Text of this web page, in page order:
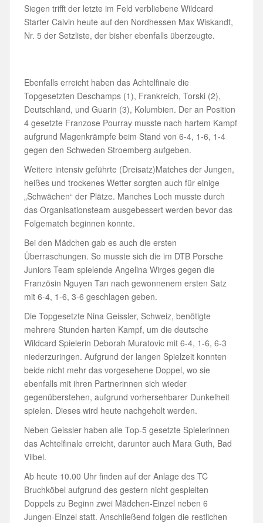
Siegen trifft der letzte im Feld verbliebene Wildcard
Starter Calvin heute auf den Nordhessen Max Wiskandt,
Nr. 5 der Setzliste, der bisher ebenfalls überzeugte.
Ebenfalls erreicht haben das Achtelfinale die
Topgesetzten Deschamps (1), Frankreich, Torski (2),
Deutschland, und Guarin (3), Kolumbien. Der an Position
4 gesetzte Franzose Pourray musste nach hartem Kampf
aufgrund Magenkrämpfe beim Stand von 6-4, 1-6, 1-4
gegen den Schweden Stroemberg aufgeben.
Weitere intensiv geführte (Dreisatz)Matches der Jungen,
heißes und trockenes Wetter sorgten auch für einige
„Schwächen“ der Plätze. Manches Loch musste durch
das Organisationsteam ausgebessert werden bevor das
Folgematch beginnen konnte.
Bei den Mädchen gab es auch die ersten
Überraschungen. So musste sich die im DTB Porsche
Juniors Team spielende Angelina Wirges gegen die
Französin Nguyen Tan nach gewonnenem ersten Satz
mit 6-4, 1-6, 3-6 geschlagen geben.
Die Topgesetzte Nina Geissler, Schweiz, benötigte
mehrere Stunden harten Kampf, um die deutsche
Wildcard Spielerin Deborah Muratovic mit 6-4, 1-6, 6-3
niederzuringen. Aufgrund der langen Spielzeit konnten
beide nicht mehr das vorgesehene Doppel, wo sie
ebenfalls mit ihren Partnerinnen sich wieder
gegenüberstehen, aufgrund vorhersehbarer Dunkelheit
spielen. Dieses wird heute nachgeholt werden.
Neben Geissler haben alle Top-5 gesetzte Spielerinnen
das Achtelfinale erreicht, darunter auch Mara Guth, Bad
Vilbel.
Ab heute 10.00 Uhr finden auf der Anlage des TC
Bruchköbel aufgrund des gestern nicht gespielten
Doppels zu Beginn zwei Mädchen-Einzel neben 6
Jungen-Einzel statt. Anschließend folgen die restlichen